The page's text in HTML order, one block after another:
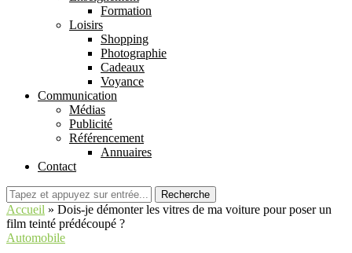
Formation
Loisirs
Shopping
Photographie
Cadeaux
Voyance
Communication
Médias
Publicité
Référencement
Annuaires
Contact
Recherche
Accueil » Dois-je démonter les vitres de ma voiture pour poser un
film teinté prédécoupé ?
Automobile